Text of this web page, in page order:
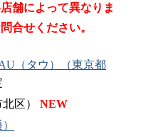
舗によって異なりま
合せください。
（タウ）（東京都
区） NEW